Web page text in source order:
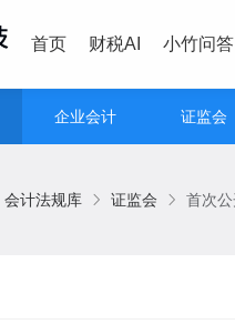
首页 财税AI 小竹问答
企业会计 证监会
会计法规库 证监会